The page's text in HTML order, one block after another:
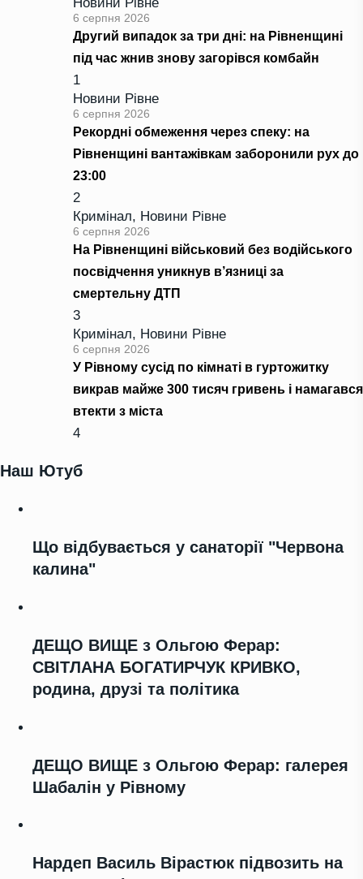
Новини Рівне
6 серпня 2026
Другий випадок за три дні: на Рівненщині
під час жнив знову загорівся комбайн
1
Новини Рівне
6 серпня 2026
Рекордні обмеження через спеку: на
Рівненщині вантажівкам заборонили рух до
23:00
2
Кримінал, Новини Рівне
6 серпня 2026
На Рівненщині військовий без водійського
посвідчення уникнув в’язниці за
смертельну ДТП
3
Кримінал, Новини Рівне
6 серпня 2026
У Рівному сусід по кімнаті в гуртожитку
викрав майже 300 тисяч гривень і намагався
втекти з міста
4
Наш Ютуб
Що відбувається у санаторії "Червона
калина"
ДЕЩО ВИЩЕ з Ольгою Ферар:
СВІТЛАНА БОГАТИРЧУК КРИВКО,
родина, друзі та політика
ДЕЩО ВИЩЕ з Ольгою Ферар: галерея
Шабалін у Рівному
Нардеп Василь Вірастюк підвозить на